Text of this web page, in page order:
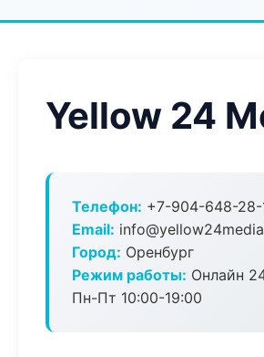
Yellow 24
Телефон: +7-904-648-28-
Email:
Город: Оренбург
Режим работы: Онлайн
Пн-Пт 10:00-19:00